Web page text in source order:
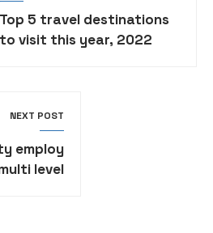
Top 5 travel destinations
to visit this year, 2022
NEXT POST
employ
level